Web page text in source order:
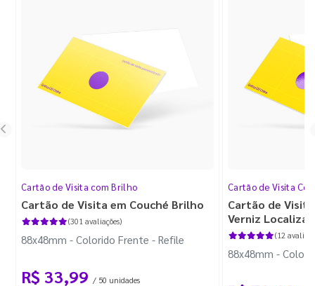
Cartão de Visita com Brilho
Cartão de Visita em Couché Brilho
(301 avaliações)
88x48mm - Colorido Frente - Refile
R$ 33,99 / 50 unidades
Cartão de Visita
Cartão de
Verniz
(12
88x48mm -